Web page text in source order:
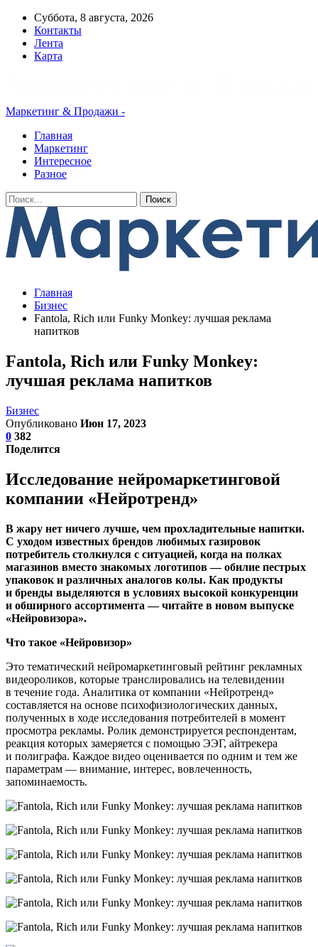
Суббота, 8 августа, 2026
Контакты
Лента
Карта
Маркетинг & Продажи -
Главная
Маркетинг
Интересное
Разное
Главная
Бизнес
Fantola, Rich или Funky Monkey: лучшая реклама
напитков
Fantola, Rich или Funky Monkey:
лучшая реклама напитков
Бизнес
Опубликовано Июн 17, 2023
0 382
Поделится
Исследование нейромаркетинговой
компании «Нейротренд»
В жару нет ничего лучше, чем прохладительные напитки.
С уходом известных брендов любимых газировок
потребитель столкнулся с ситуацией, когда на полках
магазинов вместо знакомых логотипов — обилие пестрых
упаковок и различных аналогов колы. Как продукты
и бренды выделяются в условиях высокой конкуренции
и обширного ассортимента — читайте в новом выпуске
«Нейровизора».
Что такое «Нейровизор»
Это тематический нейромаркетинговый рейтинг рекламных
видеороликов, которые транслировались на телевидении
в течение года. Аналитика от компании «Нейротренд»
составляется на основе психофизиологических данных,
полученных в ходе исследования потребителей в момент
просмотра рекламы. Ролик демонстрируется респондентам,
реакция которых замеряется с помощью ЭЭГ, айтрекера
и полиграфа. Каждое видео оценивается по одним и тем же
параметрам — внимание, интерес, вовлеченность,
запоминаемость.